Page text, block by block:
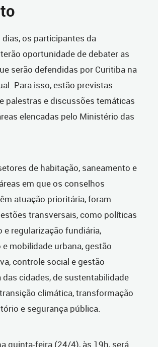
dias, os participantes da
oportunidade de debater as
serão defendidas por Curitiba na
Para isso, estão previstas
palestras e discussões temáticas
elencadas pelo Ministério das
de habitação, saneamento e
em que os conselhos
atuação prioritária, foram
transversais, como políticas
e regularização fundiária,
mobilidade urbana, gestão
controle social e gestão
cidades, de sustentabilidade
climática, transformação
e segurança pública.
quinta-feira (24/4), às 19h, será